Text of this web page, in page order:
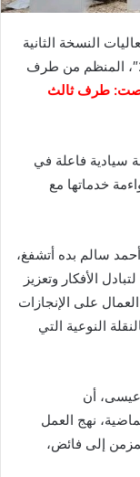
النسخة الثانية
من الاجتماع السنوي لعائلة “موريبوصت 2025″، المنظم من طرف
طرف ثالث
سيادية فاعلة في
خدماتها مع
سالم بده أتشفغ،
الأفكار وتعزيز
على الإنجازات
النوعية التي
عيسى، أن
نهج العمل
إلى فائض،